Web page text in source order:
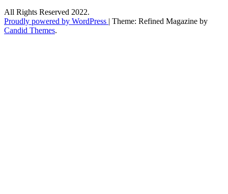
All Rights Reserved 2022.
Proudly powered by WordPress | Theme: Refined Magazine by
Candid Themes.